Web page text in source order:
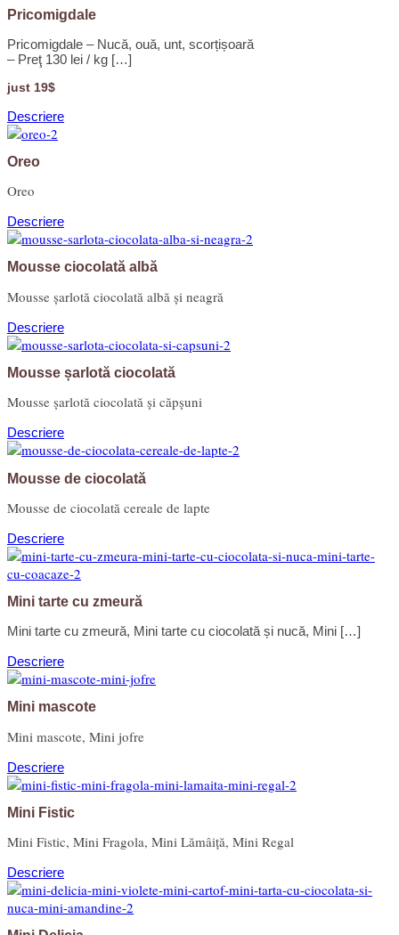
Pricomigdale
Pricomigdale – Nucă, ouă, unt, scorțișoară
– Preţ 130 lei / kg […]
just 19$
Descriere
Oreo
Oreo
Descriere
Mousse ciocolată albă
Mousse șarlotă ciocolată albă și neagră
Descriere
Mousse șarlotă ciocolată
Mousse șarlotă ciocolată și căpșuni
Descriere
Mousse de ciocolată
Mousse de ciocolată cereale de lapte
Descriere
Mini tarte cu zmeură
Mini tarte cu zmeură, Mini tarte cu ciocolată și nucă, Mini […]
Descriere
Mini mascote
Mini mascote, Mini jofre
Descriere
Mini Fistic
Mini Fistic, Mini Fragola, Mini Lămâiță, Mini Regal
Descriere